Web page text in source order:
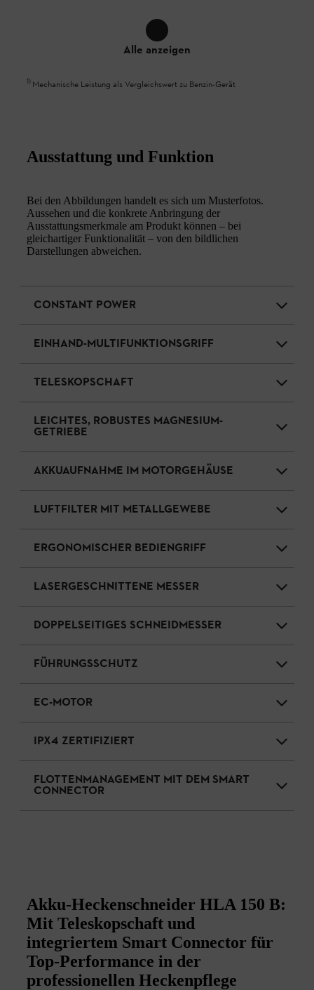
Alle anzeigen
1) Mechanische Leistung als Vergleichswert zu Benzin-Gerät
Ausstattung und Funktion
Bei den Abbildungen handelt es sich um Musterfotos.
Aussehen und die konkrete Anbringung der
Ausstattungsmerkmale am Produkt können – bei
gleichartiger Funktionalität – von den bildlichen
Darstellungen abweichen.
CONSTANT POWER
EINHAND-MULTIFUNKTIONSGRIFF
TELESKOPSCHAFT
LEICHTES, ROBUSTES MAGNESIUM-
GETRIEBE
AKKUAUFNAHME IM MOTORGEHÄUSE
LUFTFILTER MIT METALLGEWEBE
ERGONOMISCHER BEDIENGRIFF
LASERGESCHNITTENE MESSER
DOPPELSEITIGES SCHNEIDMESSER
FÜHRUNGSSCHUTZ
EC-MOTOR
IPX4 ZERTIFIZIERT
FLOTTENMANAGEMENT MIT DEM SMART
CONNECTOR
Akku-Heckenschneider HLA 150 B:
Mit Teleskopschaft und
integriertem Smart Connector für
Top-Performance in der
professionellen Heckenpflege